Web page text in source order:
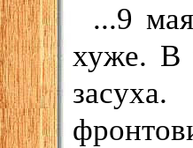
...9
хуже. В